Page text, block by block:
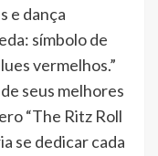
e dança
símbolo de
vermelhos.”
seus melhores
“The Ritz Roll
se dedicar cada